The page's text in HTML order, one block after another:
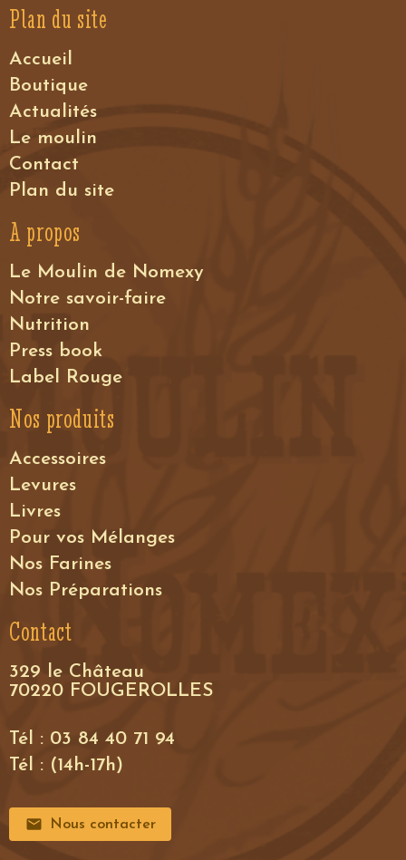
Plan du site
Accueil
Boutique
Actualités
Le moulin
Contact
Plan du site
A propos
Le Moulin de Nomexy
Notre savoir-faire
Nutrition
Press book
Label Rouge
Nos produits
Accessoires
Levures
Livres
Pour vos Mélanges
Nos Farines
Nos Préparations
Contact
329 le Château
70220 FOUGEROLLES
Tél : 03 84 40 71 94
Tél : (14h-17h)
Nous contacter